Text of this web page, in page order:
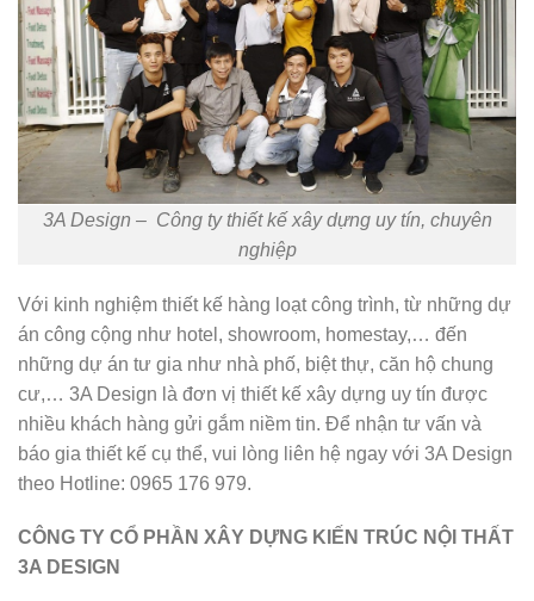
3A Design – Công ty thiết kế xây dựng uy tín, chuyên
nghiệp
Với kinh nghiệm thiết kế hàng loạt công trình, từ những dự
án công cộng như hotel, showroom, homestay,… đến
những dự án tư gia như nhà phố, biệt thự, căn hộ chung
cư,… 3A Design là đơn vị thiết kế xây dựng uy tín được
nhiều khách hàng gửi gắm niềm tin. Để nhận tư vấn và
báo gia thiết kế cụ thể, vui lòng liên hệ ngay với 3A Design
theo Hotline: 0965 176 979.
CÔNG TY CỔ PHẦN XÂY DỰNG KIẾN TRÚC NỘI THẤT
3A DESIGN